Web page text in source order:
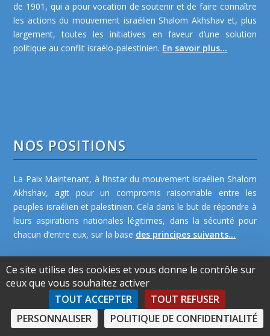
de 1901, qui a pour vocation de soutenir et de faire connaître
les actions du mouvement israélien Shalom Akhshav et, plus
largement, toutes les initiatives en faveur d’une solution
politique au conflit israélo-palestinien. En savoir plus...
NOS POSITIONS
La Paix Maintenant, à l’instar du mouvement israélien Shalom
Akhshav, agit pour un compromis raisonnable entre les
peuples israélien et palestinien. Cela dans le but de répondre à
leurs aspirations nationales légitimes, dans la sécurité pour
chacun d’entre eux, sur la base des principes suivants...
Ce site utilise des cookies et vous donne le contrôle sur
ceux que vous souhaitez activer
TOUT ACCEPTER
TOUT REFUSER
PERSONNALISER
POLITIQUE DE CONFIDENTIALITÉ